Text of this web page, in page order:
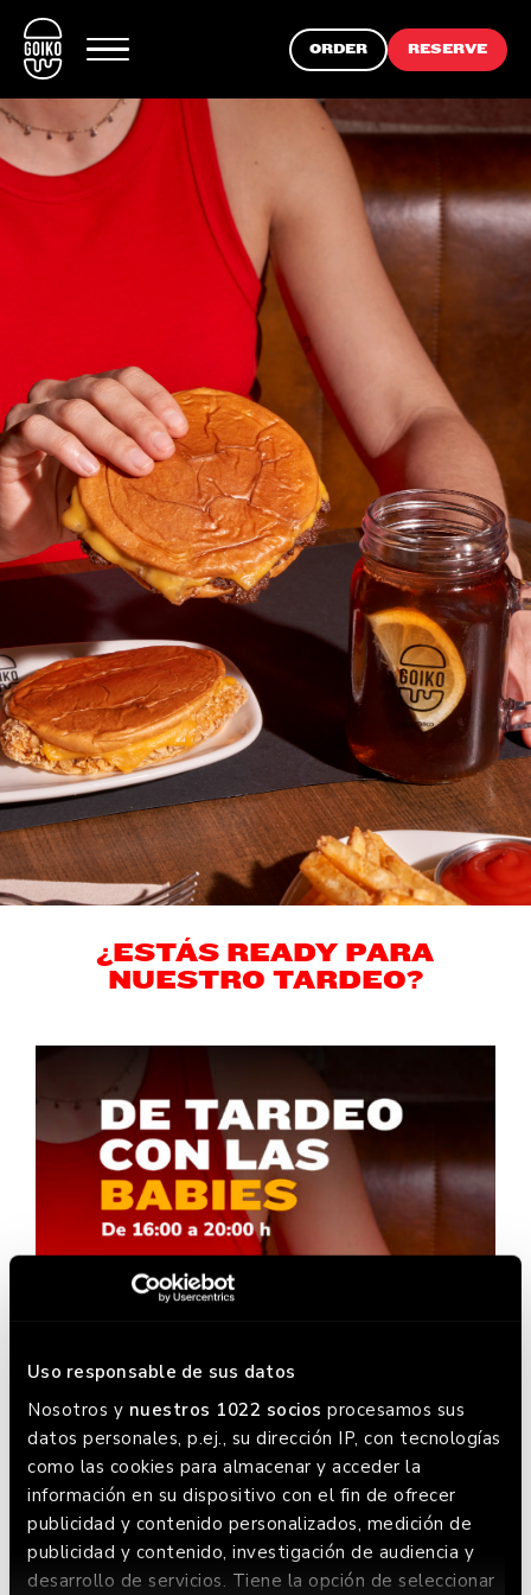
Uso responsable de sus datos
Nosotros y nuestros 1022 socios procesamos sus
datos personales, p.ej., su dirección IP, con tecnologías
como las cookies para almacenar y acceder la
información en su dispositivo con el fin de ofrecer
publicidad y contenido personalizados, medición de
publicidad y contenido, investigación de audiencia y
desarrollo de servicios. Tiene la opción de seleccionar
ORDER RESERVE
¿ESTÁS READY PARA
NUESTRO TARDEO?